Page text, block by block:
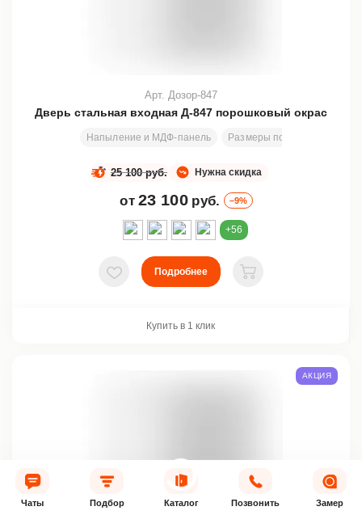
Дверь стальная входная Д-847 порошковый окрас
Напыление и МДФ-панель Размеры под заказ
Арт. Дозор-847
Нужна скидка
25 100 руб.
от 23 100 руб. –9%
+56
В избранное
Подробнее
В корзину
Купить в 1 клик
АКЦИЯ
Чаты Подбор Каталог Позвонить Замер